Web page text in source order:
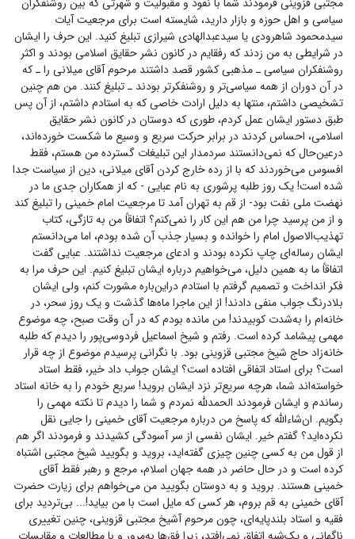
سیاسی و اهل حوزه و بازار دارید، شایسته است برای مرجعیت آیات
سیدمحمود شاهرودی یا سیدعبدالهادی شیرازی تبلیغ کنید. این حرف را ایشان
در شرایطی به من زدند که رفقایم در کانون نشر حقایق اسلامی بودند و اکثر
روشنفکران سیاسی ـ مذهبی کشور قصد داشتند مرحوم آقای میلانی را ـ که
در آن دوران از همه سیاسی‌تر و روشنفکرتر بودند ـ تبلیغ کنند. من هم چنین
تشخیصی داشتم، منتها به دلیل ارادت خاصی که به استادم داشتم، از آن پس
طبق دستور ایشان عمل کردم، طوری که دوستان در کانون نشر حقایق
اسلامی، احساس کردند در برابر حرکت سریع و وسیع ما شکست خورده‌اند،
درعین‌حال که نمی‌دانستند سردمدار این تبلیغات گسترده من هستم، فقط
افسوس می‌خوردند که با از رده خارج کردن آقای میلانی، دین از سیاست جدا
شده است! یک روز طلبه پرشوری به نام عبایی - که از همکاران جدی ما در
نهضت ملی نفت بود- از قم به تهران آمد تا مرجعیت امام خمینی را تبلیغ کند
و از من پرسید چرا من هم این کار را نمی‌کنم؟ اتفاقاً من به تازگی، کتاب
تهذیب‌الاصول امام را خوانده و بسیار جذب آن شده بودم، اما می‌دانستم
ایشان رساله‌ای چاپ نکرده بودند و ادعای مرجعیت نداشتند. عبایی گفت
اتفاقاً ما به همین دلیل، می‌خواهیم درباره ایشان تبلیغ کنیم. این حرف مرا به
فکر انداخت و تصمیم گرفتم با استادم دراین‌باره مشورت کنم، ولی ایشان
بلادرنگ جواب منفی دادند! از این ماجرا ماه‌ها گذشت و یک روز سحر، در
خانه‌ام را به‌شدت کوبیدند! من مانده بودم که در آن وقت صبح، چه موضوع
مهمی پیشامد کرده است. رفتم و شیخ اسماعیل فردوسی‌پور را دیدم که طلبه
خانه‌زاد حاج شیخ مجتبی قزوینی بود. با نگرانی پرسیدم موضوع از چه قرار
است؟ برای استاد اتفاقی افتاده است؟ ایشان جواب داد خیر، فقط استاد
خواسته‌اند شما، هرچه سریع‌تر نزد ایشان بروید! سریع خودم را به خانه استاد
رساندم و ایشان فرمودند الحمدلله نمردم و شما را دیدم تا نکته مهمی را
بگویم. ان‌شاءالله که پاسخ من درباره مرجعیت آقای خمینی را جایی نقل
نکرده‌اید؟ گفتم خیر. ایشان نفسی از سر آسودگی کشیدند و فرمودند اگر هم
از قول من به کسی چنین چیزی گفته‌اید، بروید و بگویید شیخ مجتبی اشتباه
کرده است و در حال حاضر در همه جهان اسلام، مرجع و رهبر فقط آقای
خمینی هستند. بروید و به دوستان بگویید من می‌خواهم برای زیارت حضرت
آقای خمینی به قم بروم، هر کسی که مایل است با من بیاید!... بی‌تردید برای
فقیه و استاد بلندپایه‌ای، چون مرحوم آشیخ مجتبی قزوینی، چنین تغییری